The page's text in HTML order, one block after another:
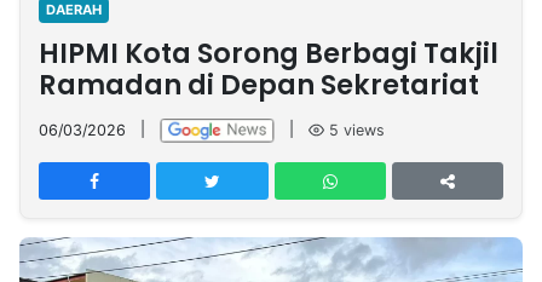
Nasional
International
Olahraga
Entertainment
Daerah
Pariwisata
Kuliner
Kolom
Network
PT
TREETAN
MULTIMEDIA
INDONESIA
DAERAH
HIPMI Kota Sorong Berbagi Takjil
Ramadan di Depan Sekretariat
06/03/2026 5 views